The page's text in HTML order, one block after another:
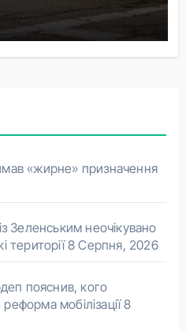
«жирне» призначення
Зеленським неочікувано
території 8 Серпня, 2026
пояснив, кого
мобілізації 8